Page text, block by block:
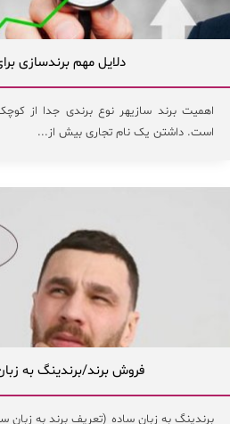
دلایل مهم برندسازی
اهمیت برند سازیهر نوع برندی جدا از
است. داشتن یک نام تجاری بیش از...
فروش برند/برندینگ به
برندینگ به زبان ساده (تعریف برند به زبان